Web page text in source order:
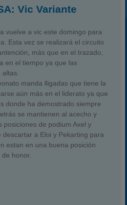
Vic Variante
vuelve a vic este domingo para
Esta vez se realizará el circuito
más que en el trazado,
en el tiempo ya que las
manda lligadas que tiene la
aún más en el liderato ya que
donde ha demostrado siempre
se mantienen al acecho y
posiciones de podium Axel y
a Eloi y Pekarting para
estan en una buena posición
honor.